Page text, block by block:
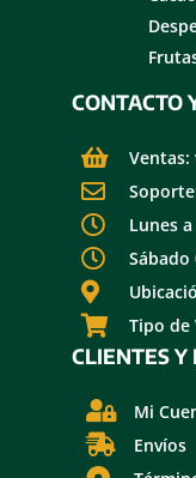
CONTACTO
Ventas:
Lunes
Sábado
Tipo de
CLIENTES Y
Mi
Envíos